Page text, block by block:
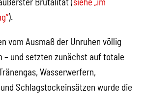
).
vom Ausmaß der Unruhen völlig
– und setzten zunächst auf totale
Wasserwerfern,
Schlagstockeinsätzen wurde die